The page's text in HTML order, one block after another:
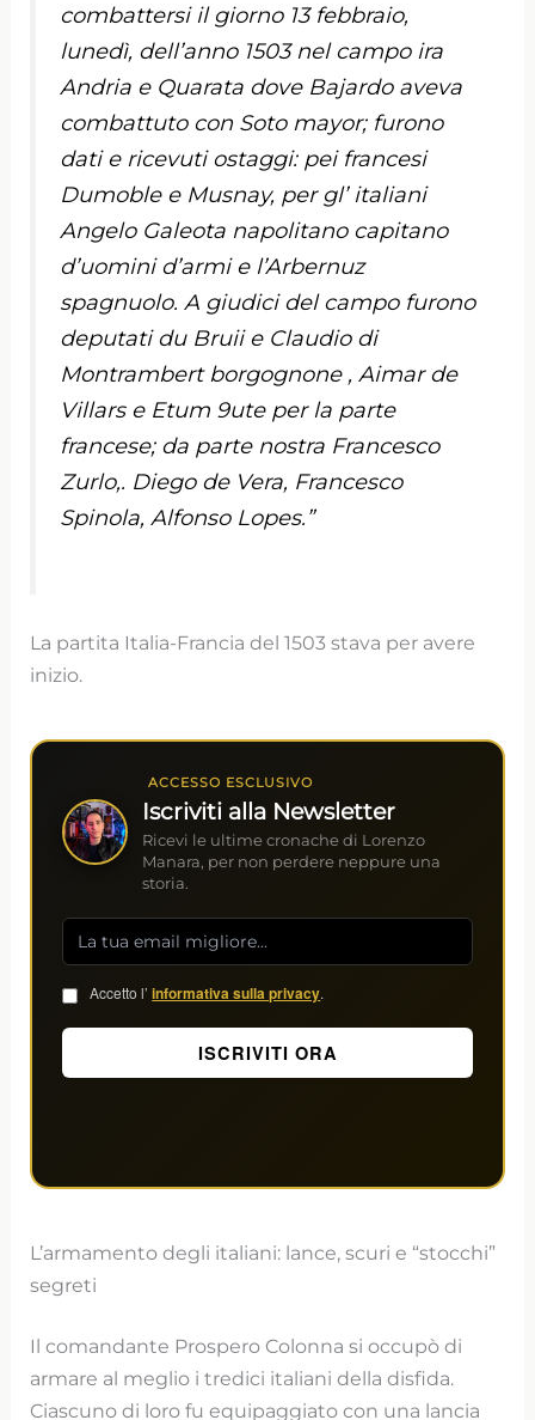
combattersi il giorno 13 febbraio,
lunedì, dell’anno 1503 nel campo ira
Andria e Quarata dove Bajardo aveva
combattuto con Soto mayor; furono
dati e ricevuti ostaggi: pei francesi
Dumoble e Musnay, per gl’ italiani
Angelo Galeota napolitano capitano
d’uomini d’armi e l’Arbernuz
spagnuolo. A giudici del campo furono
deputati du Bruii e Claudio di
Montrambert borgognone , Aimar de
Villars e Etum 9ute per la parte
francese; da parte nostra Francesco
Zurlo,. Diego de Vera, Francesco
Spinola, Alfonso Lopes.”
La partita Italia-Francia del 1503 stava per avere
inizio.
ACCESSO ESCLUSIVO
Iscriviti alla Newsletter
Ricevi le ultime cronache di Lorenzo
Manara, per non perdere neppure una
storia.
Accetto l’informativa sulla privacy.
L’armamento degli italiani: lance, scuri e “stocchi”
segreti
Il comandante Prospero Colonna si occupò di
armare al meglio i tredici italiani della disfida.
Ciascuno di loro fu equipaggiato con una lancia